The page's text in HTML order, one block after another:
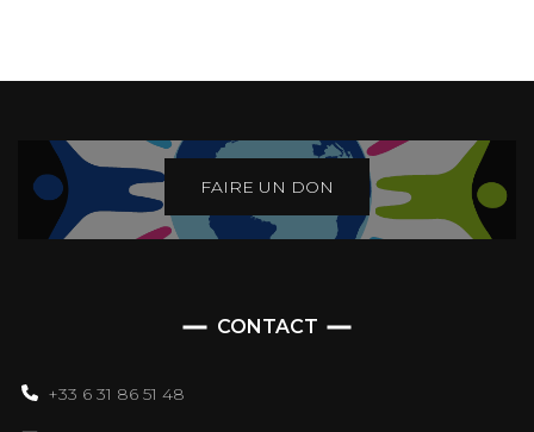
FAIRE UN DON
CONTACT
+33 6 31 86 51 48